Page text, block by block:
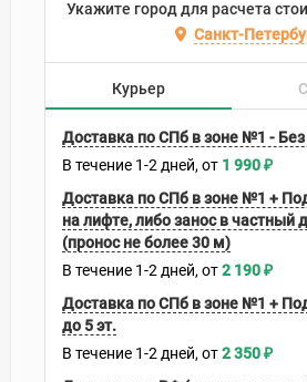
Укажите город для расчета
Санкт-
Курьер
Доставка по СПб в зоне №1 - Без
В течение 1-2 дней 1 990₽
Доставка по СПб в зоне №1 +
на лифте, либо занос в частный
(пронос не более 30 м)
В течение 1-2 дней 2 190₽
Доставка по СПб в зоне №1 +
до 5 эт.
В течение 1-2 дней 2 350₽